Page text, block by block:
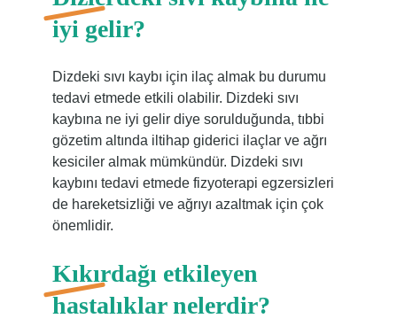
iyi gelir?
Dizdeki sıvı kaybı için ilaç almak bu durumu
tedavi etmede etkili olabilir. Dizdeki sıvı
kaybına ne iyi gelir diye sorulduğunda, tıbbi
gözetim altında iltihap giderici ilaçlar ve ağrı
kesiciler almak mümkündür. Dizdeki sıvı
kaybını tedavi etmede fizyoterapi egzersizleri
de hareketsizliği ve ağrıyı azaltmak için çok
önemlidir.
Kıkırdağı etkileyen
hastalıklar nelerdir?